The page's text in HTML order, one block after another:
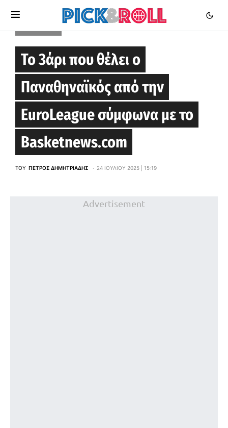
Το 3άρι που θέλει ο
Παναθηναϊκός από την
EuroLeague σύμφωνα με το
Basketnews.com
ΤΟΥ ΠΈΤΡΟΣ ΔΗΜΗΤΡΙΆΔΗΣ 24 ΙΟΥΛΊΟΥ 2025 | 15:19
Advertisement